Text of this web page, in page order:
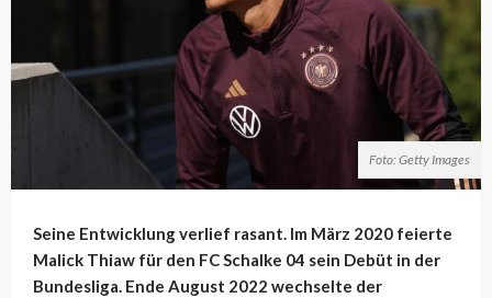
Foto: Getty Images
Seine Entwicklung verlief rasant. Im März 2020 feierte
Malick Thiaw für den FC Schalke 04 sein Debüt in der
Bundesliga. Ende August 2022 wechselte der